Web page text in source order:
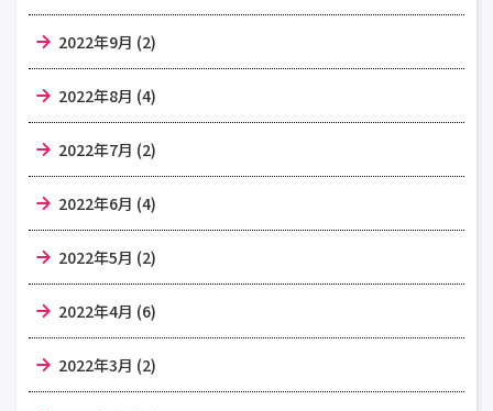
2022年9月 (2)
2022年8月 (4)
2022年7月 (2)
2022年6月 (4)
2022年5月 (2)
2022年4月 (6)
2022年3月 (2)